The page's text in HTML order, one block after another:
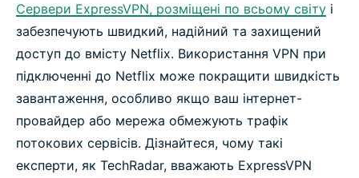
Чи працює ExpressVPN з Netflix?
Навіщо мені VPN для Netflix?
Забудьте про обмеження швидкості для Netflix
з боку інтернет-провайдера
Сервери ExpressVPN, розміщені по всьому світу і
забезпечують швидкий, надійний та захищений
доступ до вмісту Netflix. Використання VPN при
підключенні до Netflix може покращити швидкість
завантаження, особливо якщо ваш інтернет-
провайдер або мережа обмежують трафік
потокових сервісів. Дізнайтеся, чому такі
експерти, як TechRadar, вважають ExpressVPN